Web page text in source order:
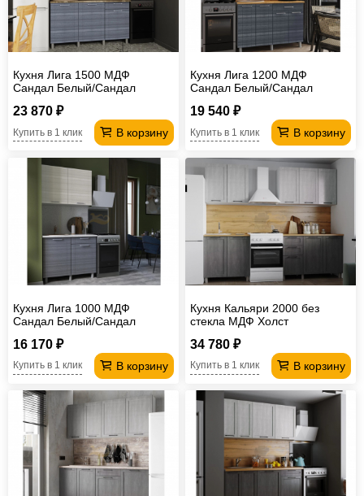
Кухня Лига 1500 МДФ
Сандал Белый/Сандал
23 870 ₽
В корзину
Купить в 1 клик
Кухня Лига 1200 МДФ
Сандал Белый/Сандал
19 540 ₽
В корзину
Купить в 1 клик
Кухня Лига 1000 МДФ
Сандал Белый/Сандал
16 170 ₽
В корзину
Купить в 1 клик
Кухня Кальяри 2000 без
стекла МДФ Холст
столешницы
34 780 ₽
В корзину
Купить в 1 клик